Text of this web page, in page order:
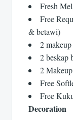
Fresh
Free
& betawi)
2
2 beskap
2
Free
Free
Decoration